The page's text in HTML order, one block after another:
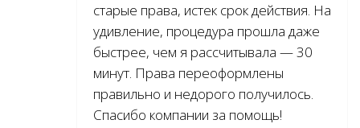
старые права, истек срок действия. На
удивление, процедура прошла даже
быстрее, чем я рассчитывала — 30
минут. Права переоформлены
правильно и недорого получилось.
Спасибо компании за помощь!